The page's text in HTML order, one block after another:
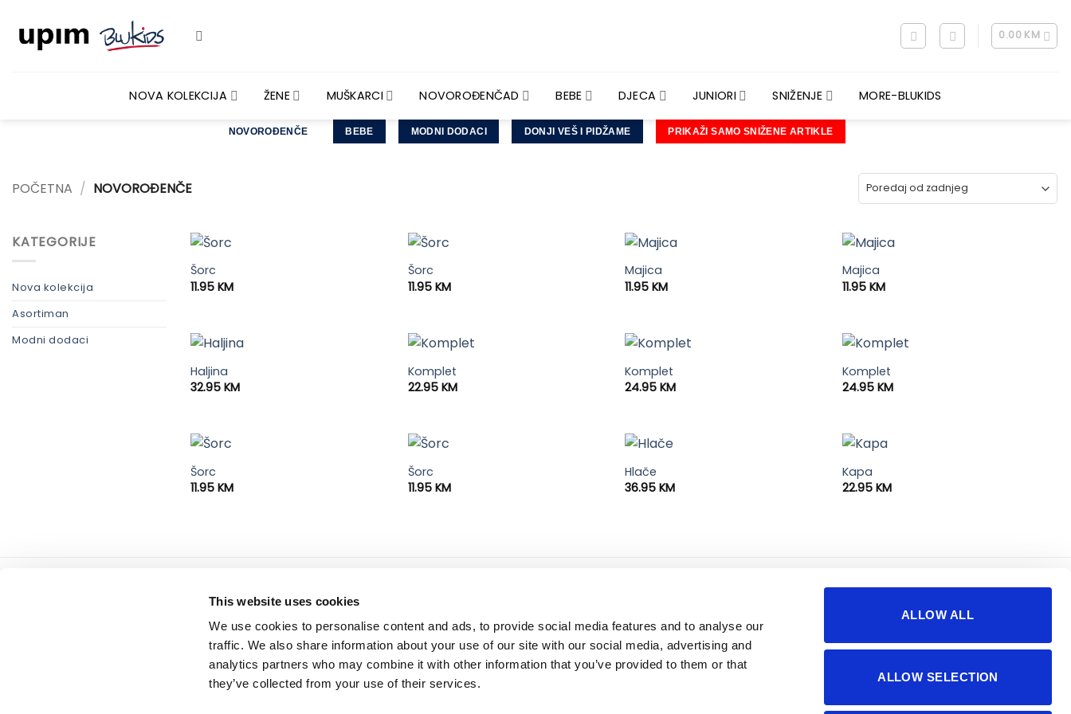
This website uses cookies
We use cookies to personalise content and ads, to provide social media features and to analyse our
traffic. We also share information about your use of our site with our social media, advertising and
analytics partners who may combine it with other information that you’ve provided to them or that
they’ve collected from your use of their services.
ALLOW ALL
ALLOW SELECTION
content
0.00 KM
NOVA KOLEKCIJA ŽENE MUŠKARCI NOVOROĐENČAD BEBE DJECA JUNIORI SNIŽENJE MORE-BLUKIDS
NOVOROĐENČE BEBE MODNI DODACI DONJI VEŠ I PIDŽAME PRIKAŽI SAMO SNIŽENE ARTIKLE
POČETNA / NOVOROĐENČE
KATEGORIJE
Nova kolekcija
Asortiman
Modni dodaci
Šorc
11.95 KM
Šorc
11.95 KM
Majica
11.95 KM
Majica
11.95 KM
Haljina
32.95 KM
Komplet
22.95 KM
Komplet
24.95 KM
Komplet
24.95 KM
Šorc
11.95 KM
Šorc
11.95 KM
Hlače
36.95 KM
Kapa
22.95 KM
servisne informacije
Uslovi korištenja i kupovine
Politika privatnosti
dostava i povrat
načini plaćanja
impressum